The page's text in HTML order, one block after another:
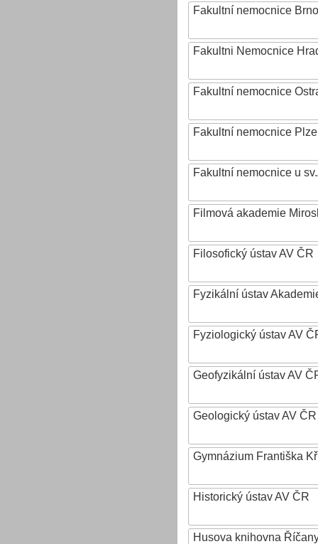
Fakultní nemocnice Brno
Fakultni Nemocnice
Fakultní nemocnice
Fakultní nemocnice
Fakultní nemocnice u
Filmová akademie
Filosofický ústav AV ČR
Fyzikální ústav
Fyziologický ústav AV
Geofyzikální ústav AV
Geologický ústav AV ČR
Gymnázium Františka
Historický ústav AV ČR
Husova knihovna